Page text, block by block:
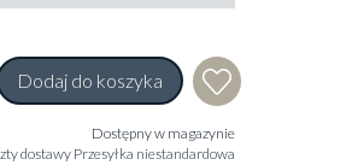
Dodaj do koszyka
Dostępny w magazynie
dostawyPrzesyłka niestandardowa